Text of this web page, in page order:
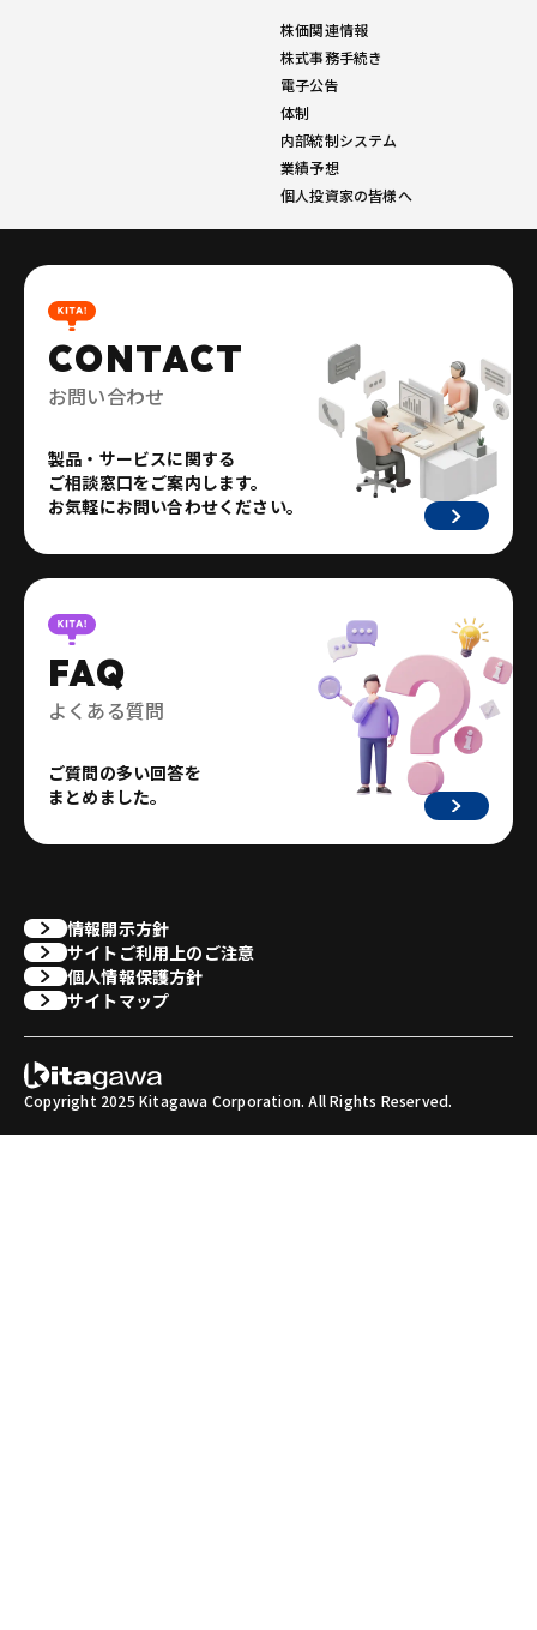
株価関連情報
株式事務手続き
電子公告
体制
内部統制システム
業績予想
個人投資家の皆様へ
CONTACT
お問い合わせ
製品・サービスに関する
ご相談窓口をご案内します。
お気軽にお問い合わせください。
FAQ
よくある質問
ご質問の多い回答を
まとめました。
情報開示方針
サイトご利用上のご注意
個人情報保護方針
サイトマップ
Copyright 2025 Kitagawa Corporation. All Rights Reserved.